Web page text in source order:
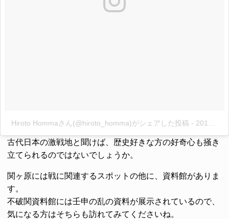
Hiroto Hommaさん(@hiroto_homma)がシェアした投稿 - 2015 11月 24 8:29午前 PST
古代日本の激戦地と聞けば、歴史好きな方の好奇心も掻き
立てられるのではないでしょうか。
関ヶ原には戦に関連するスポットの他に、資料館がありま
す。
不破関資料館には壬申の乱の資料が展示されているので、
気になる方はそちらも訪れてみてくださいね。